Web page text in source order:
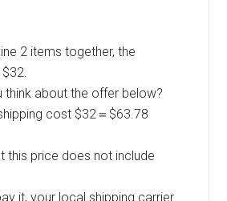
2 items together, the
think about the offer below?
cost $32＝$63.78
this price does not include
it, your local shipping carrier